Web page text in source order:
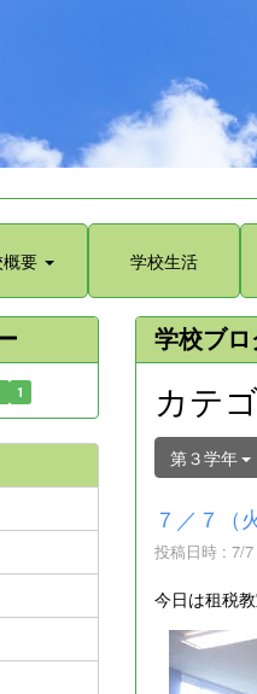
要 学校生活
学校ブロ
カテ
第３学年
７／７（
投稿日時 : 7/
今日は租税教
1